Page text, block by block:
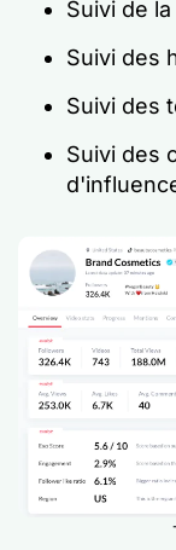
Suivi de
Suivi des
Suivi des
Suivi des